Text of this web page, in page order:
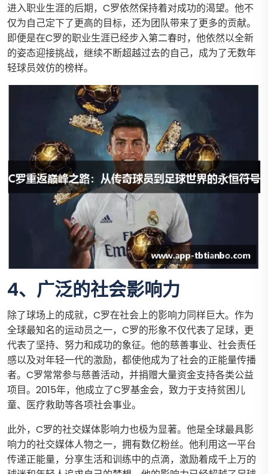
进入职业生涯的后期，C罗依然保持着对成功的渴望。他不
仅为自己定下了更高的目标，还为团队带来了更多的贡献。
即便是在C罗的职业生涯已经步入第二春时，他依然以全新
的姿态迎接挑战，继续不断超越过去的自己，成为了无数年
轻球员效仿的榜样。
4、广泛的社会影响力
除了球场上的成就，C罗在社会上的影响力同样巨大。作为
全球最知名的运动员之一，C罗的形象不仅代表了足球，更
代表了坚持、努力和成功的象征。他的慈善事业、社会责任
感以及对年轻一代的激励，都使他成为了社会的正能量传播
者。C罗常常参与慈善活动，并捐赠大量资金支持各类公益
项目。2015年，他成立了C罗基金会，致力于支持贫困儿
童、医疗救助等各项社会事业。
此外，C罗的社交媒体影响力也极为显著。他是全球最具影
响力的社交媒体人物之一，拥有数亿粉丝。他利用这一平台
传递正能量，分享生活和训练中的点滴，激励着成千上万的